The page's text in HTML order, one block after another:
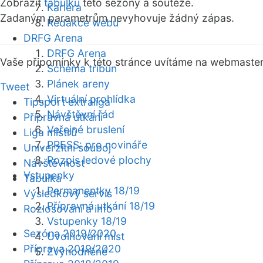
Kariéra
Redakce webu
DRFG Arena
DRFG Arena
Schéma tribun
Plánek areny
Virtuální prohlídka
Návštěvní řád
Veřejné bruslení
PRESS: pro novináře
Rozpis ledové plochy
Vstupenky
Permanentky 18/19
Přípravná utkání 18/19
Vstupenky 18/19
Uvolňování míst
Zvýhodněné
Zobrazit tabulku této sezóny a soutěže.
Zadaným parametrům nevyhovuje žádný zápas.
Vaše připomínky k této stránce uvítáme na webmaster
Tweet
Tipsport extraliga
Přípravná utkání
Liga mistrů
Univerzitní souboj
Návštěvnost
Tabulka
Výsledkový servis
Rozlosování a info
Sezóna 2019/2020
Příprava 2019/2020